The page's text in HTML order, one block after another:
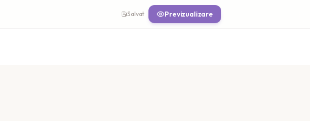
Salvat Previzualizare